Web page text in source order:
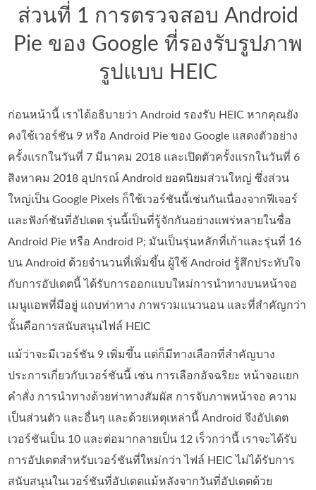
ส่วนที่ 1 การตรวจสอบ Android
Pie ของ Google ที่รองรับรูปภาพ
รูปแบบ HEIC
ก่อนหน้านี้ เราได้อธิบายว่า Android รองรับ HEIC หากคุณยัง
คงใช้เวอร์ชัน 9 หรือ Android Pie ของ Google แสดงตัวอย่าง
ครั้งแรกในวันที่ 7 มีนาคม 2018 และเปิดตัวครั้งแรกในวันที่ 6
สิงหาคม 2018 อุปกรณ์ Android ยอดนิยมส่วนใหญ่ ซึ่งส่วน
ใหญ่เป็น Google Pixels ก็ใช้เวอร์ชันนี้เช่นกันเนื่องจากฟีเจอร์
และฟังก์ชันที่อัปเดต รุ่นนี้เป็นที่รู้จักกันอย่างแพร่หลายในชื่อ
Android Pie หรือ Android P; มันเป็นรุ่นหลักที่เก้าและรุ่นที่ 16
บน Android ด้วยจำนวนที่เพิ่มขึ้น ผู้ใช้ Android รู้สึกประทับใจ
กับการอัปเดตนี้ ได้รับการออกแบบใหม่การนำทางบนหน้าจอ
เมนูแอพที่มีอยู่ แถบท่าทาง ภาพรวมแนวนอน และที่สำคัญกว่า
นั้นคือการสนับสนุนไฟล์ HEIC
แม้ว่าจะมีเวอร์ชัน 9 เพิ่มขึ้น แต่ก็มีทางเลือกที่สำคัญบาง
ประการเกี่ยวกับเวอร์ชันนี้ เช่น การเลือกอัจฉริยะ หน้าจอแยก
คำสั่ง การนำทางด้วยท่าทางสัมผัส การจับภาพหน้าจอ ความ
เป็นส่วนตัว และอื่นๆ และด้วยเหตุเหล่านี้ Android จึงอัปเดต
เวอร์ชันเป็น 10 และต่อมากลายเป็น 12 เร็วกว่านี้ เราจะได้รับ
การอัปเดตสำหรับเวอร์ชันที่ใหม่กว่า ไฟล์ HEIC ไม่ได้รับการ
สนับสนุนในเวอร์ชันที่อัปเดตแม้หลังจากวันที่อัปเดตด้วย